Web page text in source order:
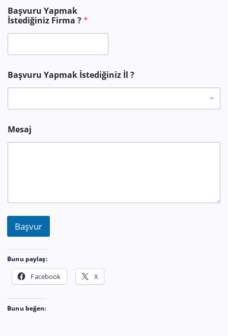
?
Başvuru Yapmak
İstediğiniz Firma ?*
Başvuru Yapmak İstediğiniz İl ?
Mesaj
Başvur
Bunu paylaş:
Facebook X
Bunu beğen: